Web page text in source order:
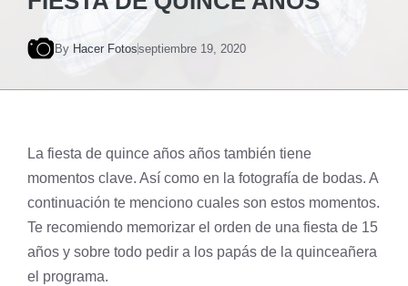
By Hacer Fotosseptiembre 19, 2020
La fiesta de quince años años también tiene
momentos clave. Así como en la fotografía de bodas. A
continuación te menciono cuales son estos momentos.
Te recomiendo memorizar el orden de una fiesta de 15
años y sobre todo pedir a los papás de la quinceañera
el programa.